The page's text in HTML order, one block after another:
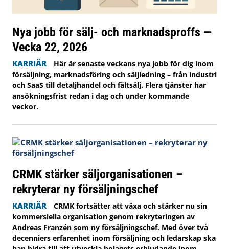
Nya jobb för sälj- och marknadsproffs —
Vecka 22, 2026
KARRIÄR
Här är senaste veckans nya jobb för dig inom
försäljning, marknadsföring och säljledning – från industri
och SaaS till detaljhandel och fältsälj. Flera tjänster har
ansökningsfrist redan i dag och under kommande
veckor.
CRMK stärker säljorganisationen –
rekryterar ny försäljningschef
KARRIÄR
CRMK fortsätter att växa och stärker nu sin
kommersiella organisation genom rekryteringen av
Andreas Franzén som ny försäljningschef. Med över två
decenniers erfarenhet inom försäljning och ledarskap ska